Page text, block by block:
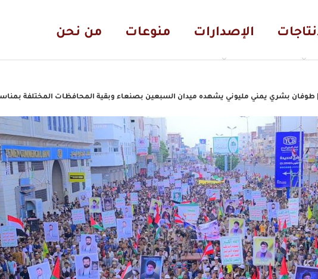
الإصدارات منوعات من نحن